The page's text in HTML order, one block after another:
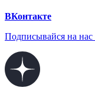
ВКонтакте
Подписывайся на